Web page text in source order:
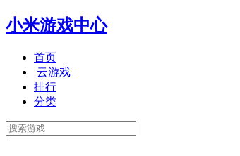
小米游戏中心
首页
云游戏
排行
分类